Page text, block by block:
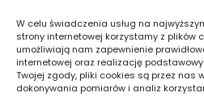
W celu świadczenia usług na
strony internetowej korzystamy z plików
umożliwiają nam zapewnienie
internetowej oraz realizację
Twojej zgody, pliki cookies są przez nas
dokonywania pomiarów i analiz
PODRÓŻE PO POLSCE
Pogoda